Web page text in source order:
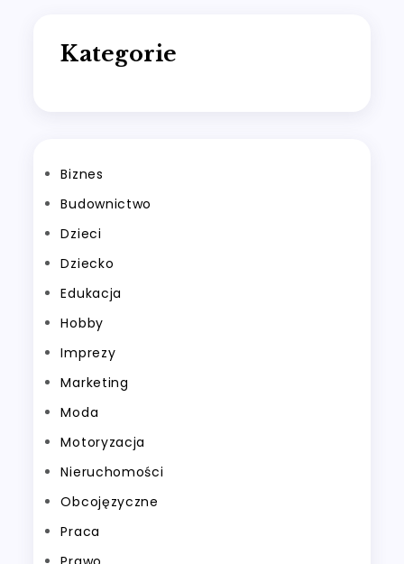
Kategorie
Biznes
Budownictwo
Dzieci
Dziecko
Edukacja
Hobby
Imprezy
Marketing
Moda
Motoryzacja
Nieruchomości
Obcojęzyczne
Praca